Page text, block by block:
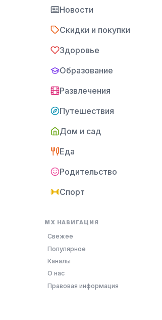
Новости
Скидки и покупки
Здоровье
Образование
Развлечения
Путешествия
Дом и сад
Еда
Родительство
Спорт
MX НАВИГАЦИЯ
Свежее
Популярное
Каналы
О нас
Правовая информация